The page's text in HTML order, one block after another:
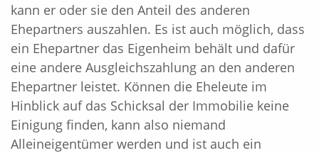
kann er oder sie den Anteil des anderen
Ehepartners auszahlen. Es ist auch möglich, dass
ein Ehepartner das Eigenheim behält und dafür
eine andere Ausgleichszahlung an den anderen
Ehepartner leistet. Können die Eheleute im
Hinblick auf das Schicksal der Immobilie keine
Einigung finden, kann also niemand
Alleineigentümer werden und ist auch ein